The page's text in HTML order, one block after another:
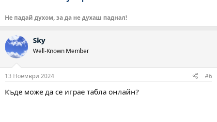
Не падай духом, за да не духаш паднал!
Sky
Well-Known Member
13 Ноември 2024 #6
Къде може да се играе табла онлайн?